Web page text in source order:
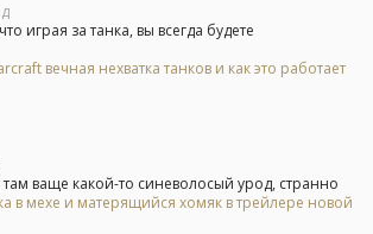
играя за танка, вы всегда будете
вечная нехватка танков и как это работает
ваще какой-то синеволосый урод, странно
в мехе и матерящийся хомяк в трейлере новой